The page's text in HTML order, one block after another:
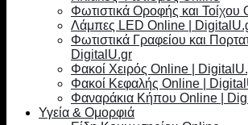
Φωτιστικά Οροφής και
Λάμπες LED Online |
Φωτιστικά Γραφείου και
DigitalU.gr
Φακοί Χειρός Online |
Φακοί Κεφαλής Online |
Φαναράκια Κήπου Online |
Υγεία & Ομορφιά